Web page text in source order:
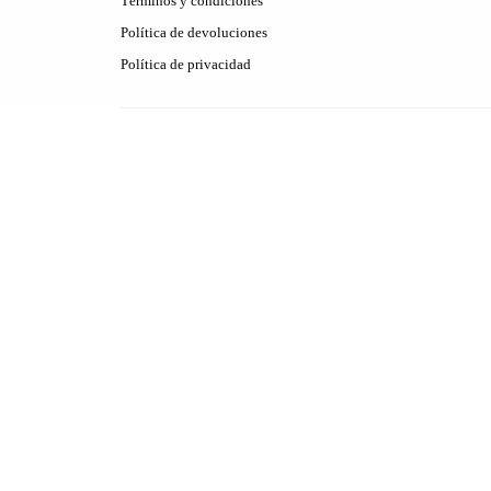
Política de devoluciones
Política de privacidad